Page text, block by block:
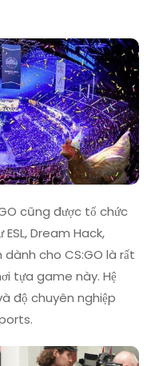
cũng được tổ chức
Dream Hack,
cho CS:GO là rất
tựa game này. Hệ
độ chuyên nghiệp